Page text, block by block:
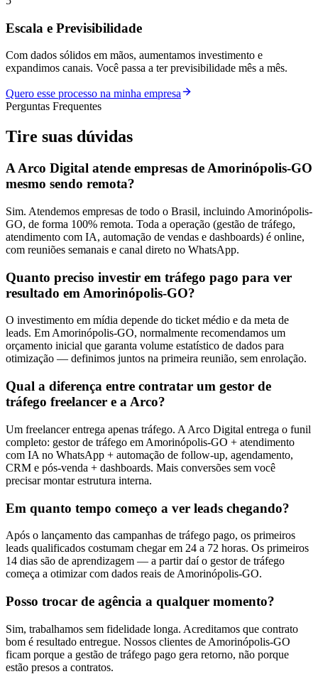
Escala e Previsibilidade
Com dados sólidos em mãos, aumentamos investimento e
expandimos canais. Você passa a ter previsibilidade mês a mês.
Quero esse processo na minha empresa
Perguntas Frequentes
Tire suas dúvidas
A Arco Digital atende empresas de Amorinópolis-GO
mesmo sendo remota?
Sim. Atendemos empresas de todo o Brasil, incluindo Amorinópolis-
GO, de forma 100% remota. Toda a operação (gestão de tráfego,
atendimento com IA, automação de vendas e dashboards) é online,
com reuniões semanais e canal direto no WhatsApp.
Quanto preciso investir em tráfego pago para ver
resultado em Amorinópolis-GO?
O investimento em mídia depende do ticket médio e da meta de
leads. Em Amorinópolis-GO, normalmente recomendamos um
orçamento inicial que garanta volume estatístico de dados para
otimização — definimos juntos na primeira reunião, sem enrolação.
Qual a diferença entre contratar um gestor de
tráfego freelancer e a Arco?
Um freelancer entrega apenas tráfego. A Arco Digital entrega o funil
completo: gestor de tráfego em Amorinópolis-GO + atendimento
com IA no WhatsApp + automação de follow-up, agendamento,
CRM e pós-venda + dashboards. Mais conversões sem você
precisar montar estrutura interna.
Em quanto tempo começo a ver leads chegando?
Após o lançamento das campanhas de tráfego pago, os primeiros
leads qualificados costumam chegar em 24 a 72 horas. Os primeiros
14 dias são de aprendizagem — a partir daí o gestor de tráfego
começa a otimizar com dados reais de Amorinópolis-GO.
Posso trocar de agência a qualquer momento?
Sim, trabalhamos sem fidelidade longa. Acreditamos que contrato
bom é resultado entregue. Nossos clientes de Amorinópolis-GO
ficam porque a gestão de tráfego pago gera retorno, não porque
estão presos a contratos.